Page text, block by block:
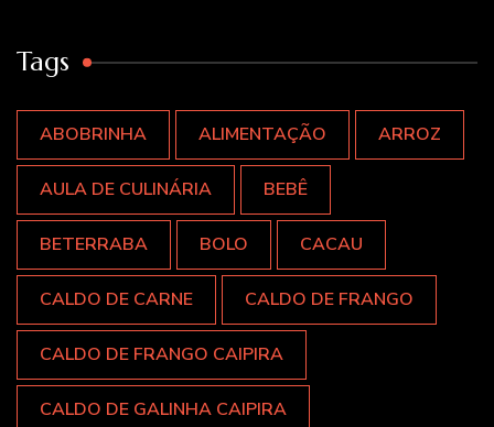
Tags
ABOBRINHA ALIMENTAÇÃO ARROZ
AULA DE CULINÁRIA BEBÊ
BETERRABA BOLO CACAU
CALDO DE CARNE CALDO DE FRANGO
CALDO DE FRANGO CAIPIRA
CALDO DE GALINHA CAIPIRA